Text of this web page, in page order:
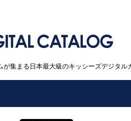
が集まる日本最大級のキッシーズデジタル